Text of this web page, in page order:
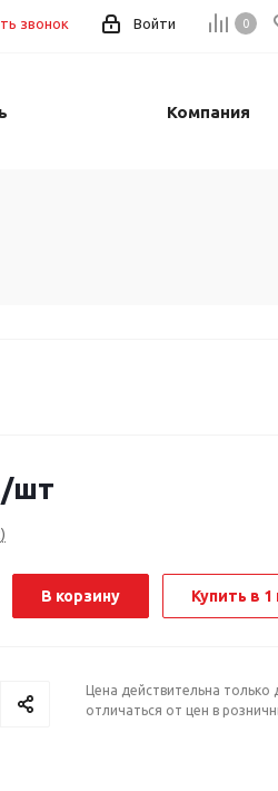
0
Войти
звонок
Компания
/шт
В корзину Купить в 1
Цена действительна
отличаться от цен в